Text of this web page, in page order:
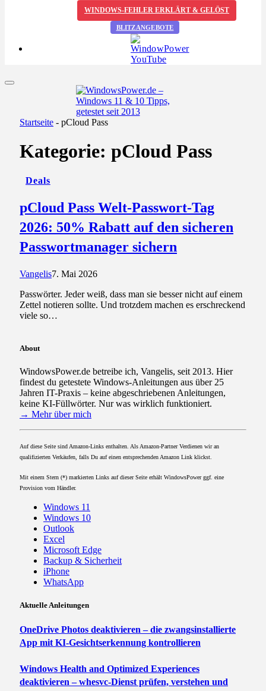
WINDOWS-FEHLER ERKLÄRT & GELÖST
BLITZANGEBOTE
Startseite - pCloud Pass
Kategorie: pCloud Pass
Deals
pCloud Pass Welt-Passwort-Tag
2026: 50% Rabatt auf den sicheren
Passwortmanager sichern
Vangelis7. Mai 2026
Passwörter. Jeder weiß, dass man sie besser nicht auf einem
Zettel notieren sollte. Und trotzdem machen es erschreckend
viele so…
About
WindowsPower.de betreibe ich, Vangelis, seit 2013. Hier
findest du getestete Windows-Anleitungen aus über 25
Jahren IT-Praxis – keine abgeschriebenen Anleitungen,
keine KI-Füllwörter. Nur was wirklich funktioniert.
→ Mehr über mich
Auf diese Seite sind Amazon-Links enthalten. Als Amazon-Partner Verdienen wir an
qualifizierten Verkäufen, falls Du auf einen entsprechenden Amazon Link klickst.
Mit einem Stern (*) markierten Links auf dieser Seite erhält WindowsPower ggf. eine
Provision vom Händler.
Windows 11
Windows 10
Outlook
Excel
Microsoft Edge
Backup & Sicherheit
iPhone
WhatsApp
Aktuelle Anleitungen
OneDrive Photos deaktivieren – die zwangsinstallierte
App mit KI-Gesichtserkennung kontrollieren
Windows Health and Optimized Experiences
deaktivieren – whesvc-Dienst prüfen, verstehen und